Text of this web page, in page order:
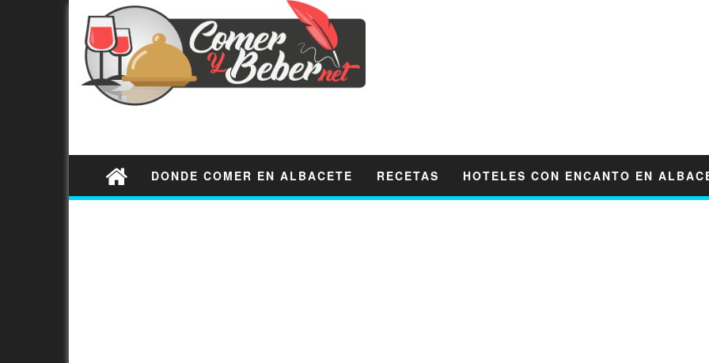
DONDE COMER EN ALBACETE RECETAS HOTELES CON ENCANTO EN